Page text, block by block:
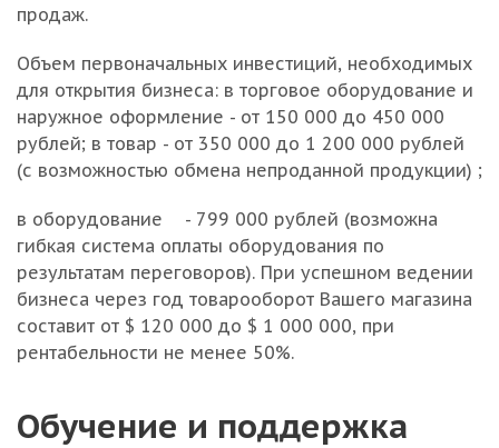
продаж.
Объем первоначальных инвестиций, необходимых
для открытия бизнеса: в торговое оборудование и
наружное оформление - от 150 000 до 450 000
рублей; в товар - от 350 000 до 1 200 000 рублей
(с возможностью обмена непроданной продукции) ;
в оборудование - 799 000 рублей (возможна
гибкая система оплаты оборудования по
результатам переговоров). При успешном ведении
бизнеса через год товарооборот Вашего магазина
составит от $ 120 000 до $ 1 000 000, при
рентабельности не менее 50%.
Обучение и поддержка